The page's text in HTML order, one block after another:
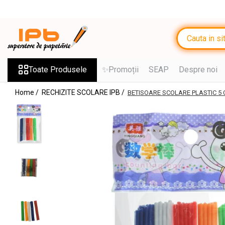
Toate Produsele
Ghiozdane, Rucsacuri, Trolere
Penare, Etuiuri, Necessaire
Caiete
Caiete cu 2 sau mai multe
subiecte
Caiete de Calitate
Blocuri de desen
Stilouri si Rollere cu Cerneala
Toate Produsele ✨Promoții SEAP Despre noi
Home / RECHIZITE SCOLARE IPB / BETISOARE SCOLARE PLASTIC